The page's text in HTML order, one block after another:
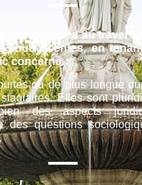
sont abordés au travers
sous-jacentes, en
concerné.
ou de plus longue
Elles sont
des aspects
des questions